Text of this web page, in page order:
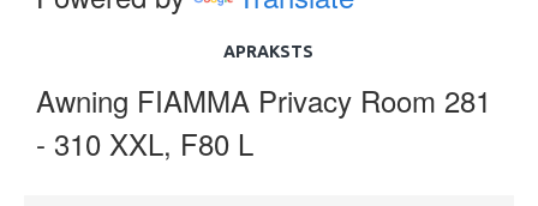
APRAKSTS
Awning FIAMMA Privacy Room 281
- 310 XXL, F80 L